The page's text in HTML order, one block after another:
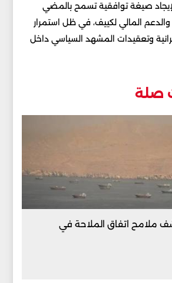
لإيجاد صيغة توافقية تسمح بالمضي
المالي لكييف، في ظل استمرار
وتعقيدات المشهد السياسي داخل
صلة
ملامح اتفاق الملاحة في